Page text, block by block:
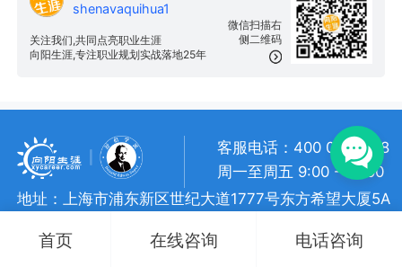
微信扫描右
侧二维码
shenavaquihua1
关注我们,共同点亮职业生涯
向阳生涯,专注职业规划实战落地25年
客服电话：400 057 1108
周一至周五 9:00 - 18:00
地址：上海市浦东新区世纪大道1777号东方希望大厦5A
向阳生涯 • 版权所有
沪ICP备 10018957号-7
首页 在线咨询 电话咨询